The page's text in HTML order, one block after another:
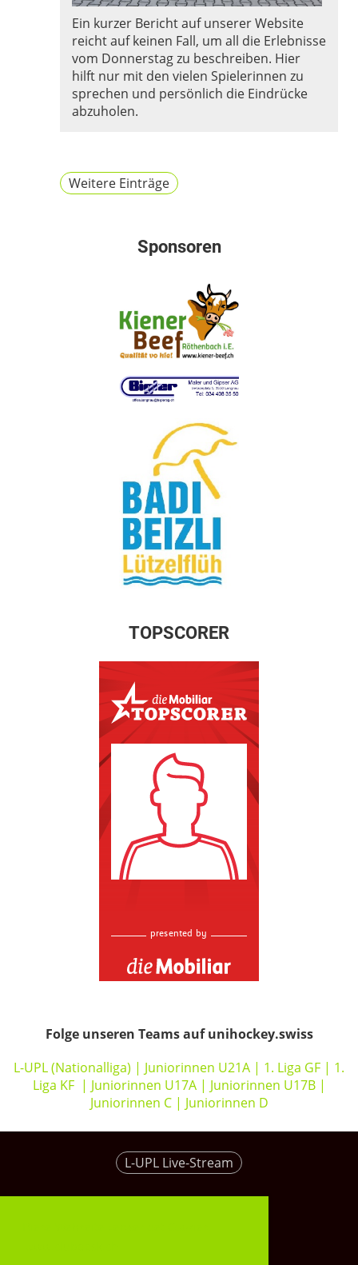
Ein kurzer Bericht auf unserer Website
reicht auf keinen Fall, um all die Erlebnisse
vom Donnerstag zu beschreiben. Hier
hilft nur mit den vielen Spielerinnen zu
sprechen und persönlich die Eindrücke
abzuholen.
Weitere Einträge
Sponsoren
TOPSCORER
Folge unseren Teams auf unihockey.swiss
L-UPL (Nationalliga) | Juniorinnen U21A | 1. Liga GF | 1.
Liga KF| Juniorinnen U17A| Juniorinnen U17B|
Juniorinnen C| Juniorinnen D
L-UPL Live-Stream